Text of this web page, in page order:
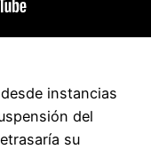
instancias
del
su